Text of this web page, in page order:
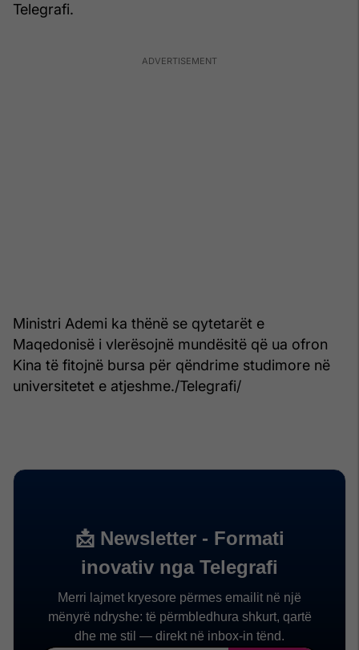
Telegrafi.
Ministri Ademi ka thënë se qytetarët e
Maqedonisë i vlerësojnë mundësitë që ua ofron
Kina të fitojnë bursa për qëndrime studimore në
universitetet e atjeshme./Telegrafi/